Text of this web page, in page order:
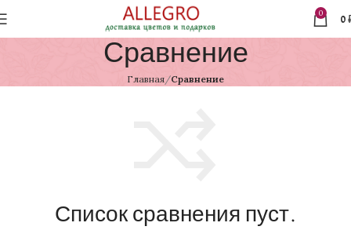
0 0
Сравнение
Главная Сравнение
Список сравнения пуст.